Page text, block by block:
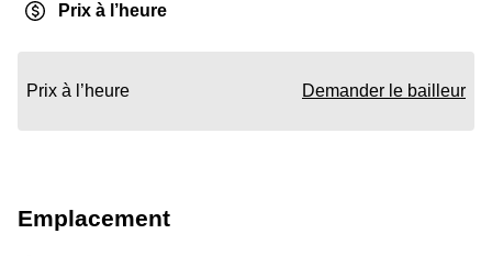
Prix à l’heure
Prix à l’heure Demander le bailleur
Emplacement